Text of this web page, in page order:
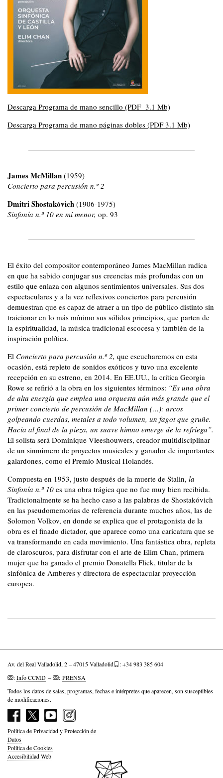
Descarga Programa de mano sencillo (PDF 3.1 Mb)
Descarga Programa de mano páginas dobles (PDF 3.1 Mb)
James McMillan (1959)
Concierto para percusión n.º 2
Dmitri Shostakóvich (1906-1975)
Sinfonía n.º 10 en mi menor, op. 93
El éxito del compositor contemporáneo James MacMillan radica
en que ha sabido conjugar sus creencias más profundas con un
estilo que enlaza con algunos sentimientos universales. Sus dos
espectaculares y a la vez reflexivos conciertos para percusión
demuestran que es capaz de atraer a un tipo de público distinto sin
traicionar en lo más mínimo sus sólidos principios, que parten de
la espiritualidad, la música tradicional escocesa y también de la
inspiración política.
El Concierto para percusión n.º 2, que escucharemos en esta
ocasión, está repleto de sonidos exóticos y tuvo una excelente
recepción en su estreno, en 2014. En EE.UU., la crítica Georgia
Rowe se refirió a la obra en los siguientes términos: “Es una obra
de alta energía que emplea una orquesta aún más grande que el
primer concierto de percusión de MacMillan (…): arcos
golpeando cuerdas, metales a todo volumen, un fagot que gruñe.
Hacia al final de la pieza, un suave himno emerge de la refriega”.
El solista será Dominique Vleeshouwers, creador multidisciplinar
de un sinnúmero de proyectos musicales y ganador de importantes
galardones, como el Premio Musical Holandés.
Compuesta en 1953, justo después de la muerte de Stalin, la
Sinfonía n.º 10 es una obra trágica que no fue muy bien recibida.
Tradicionalmente se ha hecho caso a las palabras de Shostakóvich
en las pseudomemorias de referencia durante muchos años, las de
Solomon Volkov, en donde se explica que el protagonista de la
obra es el finado dictador, que aparece como una caricatura que se
va transformando en cada movimiento. Una fantástica obra, repleta
de claroscuros, para disfrutar con el arte de Elim Chan, primera
mujer que ha ganado el premio Donatella Flick, titular de la
sinfónica de Amberes y directora de espectacular proyección
europea.
Av. del Real Valladolid, 2 – 47015 Valladolid
: +34 983 385 604
:Info CCMD – : PRENSA
Todos los datos de salas, programas, fechas e intérpretes que aparecen, son susceptibles
de modificaciones.
Política de Privacidad y Protección de
Datos
Política de Cookies
Accesibilidad Web